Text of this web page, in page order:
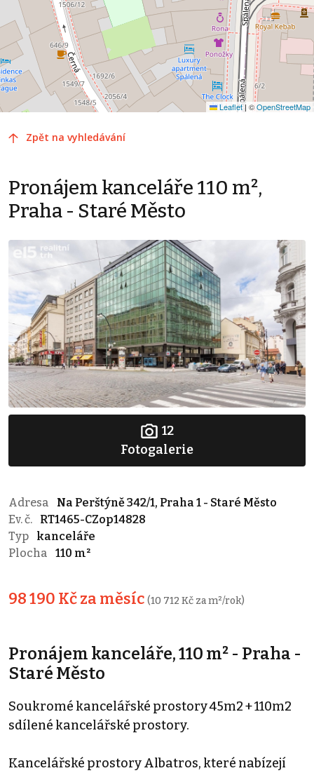
Leaflet | ©OpenStreetMap
Zpět na vyhledávání
Pronájem kanceláře 110 m²,
Praha - Staré Město
12
Fotogalerie
Adresa
Na Perštýně 342/1, Praha 1 - Staré Město
Ev. č.
RT1465-CZop14828
Typ
kanceláře
Plocha
110 m²
98 190 Kč za měsíc (10 712 Kč za m²/rok)
Pronájem kanceláře, 110 m² - Praha -
Staré Město
Soukromé kancelářské prostory 45m2 + 110m2
sdílené kancelářské prostory.
Kancelářské prostory Albatros, které nabízejí